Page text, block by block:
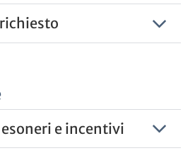
e incentivi